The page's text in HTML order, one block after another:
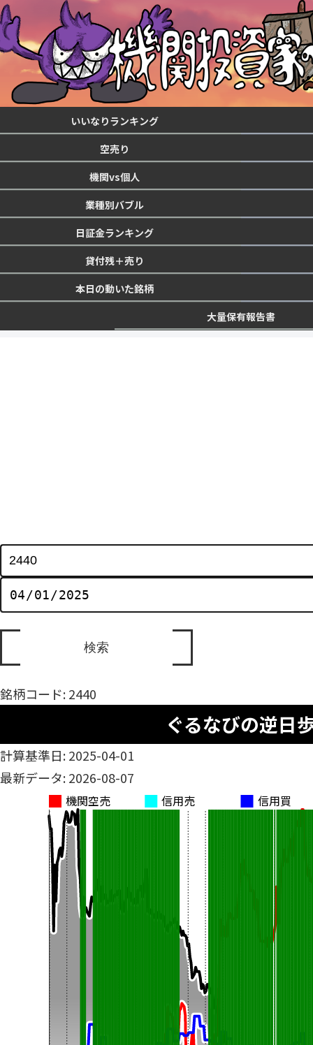
いいなりランキング
空売り
機関vs個人
業種別バブル
日証金ランキング
貸付残＋売り
本日の動いた銘柄
大量保有報告書
銘柄コード: 2440
ぐるなびの逆日
計算基準日: 2025-04-01
最新データ: 2026-08-07
機関空売 信用売 信用買